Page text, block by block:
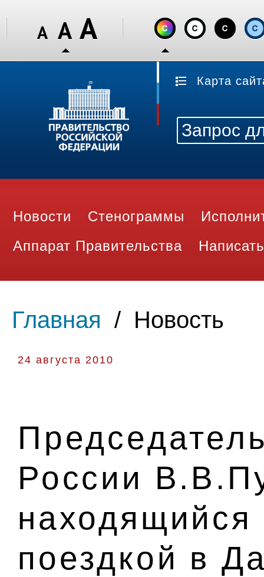
Карта
Новости Стенограммы
Аппарат Правительства
Главная / Новость
24 августа 2010
России
находящийся
поездкой в